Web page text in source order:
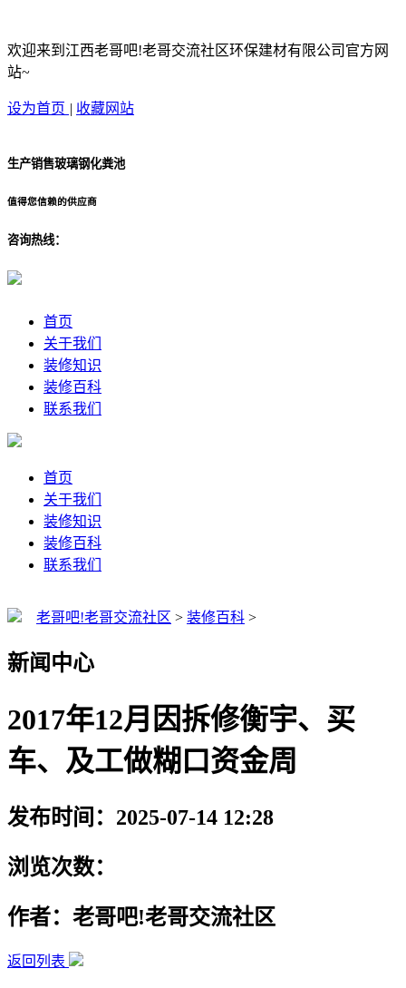
欢迎来到江西老哥吧!老哥交流社区环保建材有限公司官方网
站~
设为首页 | 收藏网站
生产销售玻璃钢化粪池
值得您信赖的供应商
咨询热线：
首页
关于我们
装修知识
装修百科
联系我们
首页
关于我们
装修知识
装修百科
联系我们
老哥吧!老哥交流社区 > 装修百科 >
新闻中心
2017年12月因拆修衡宇、买
车、及工做糊口资金周
发布时间：2025-07-14 12:28
浏览次数：
作者：老哥吧!老哥交流社区
返回列表